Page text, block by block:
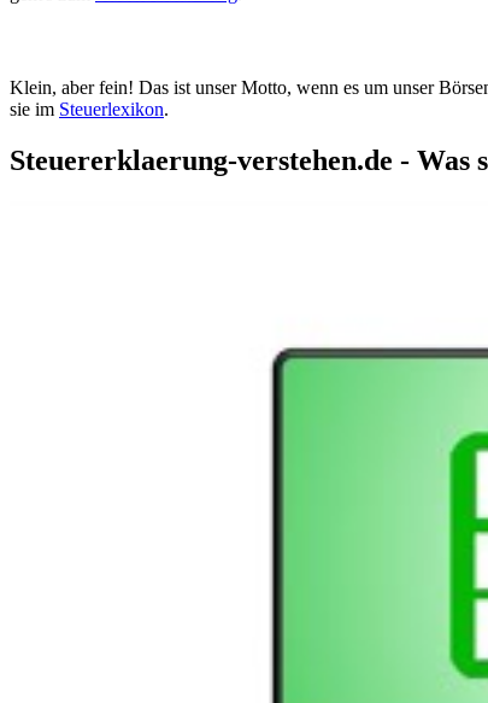
Klein, aber fein! Das ist unser Motto, wenn es um unser
sie im Steuerlexikon.
Steuererklaerung-verstehen.de - Was